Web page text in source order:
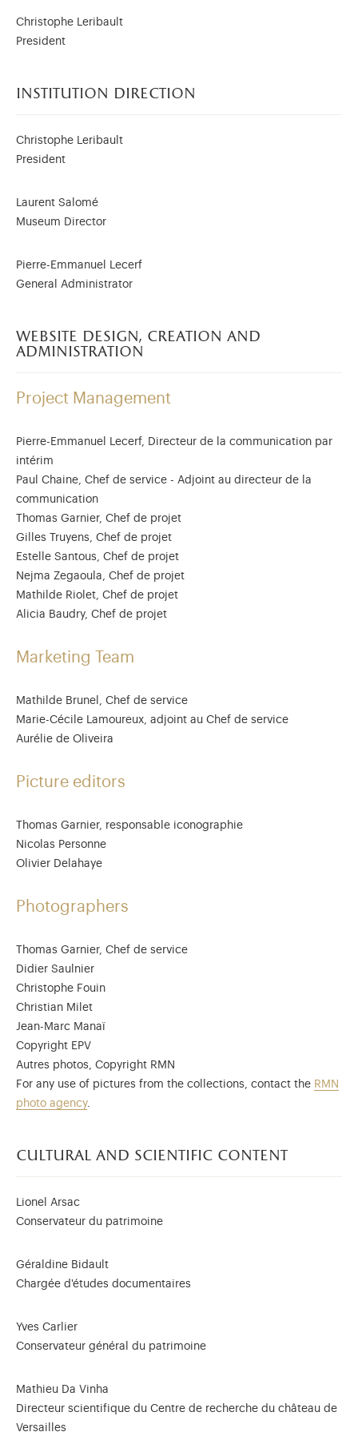
(opens in new tab)
Christophe Leribault
President
institution direction
Christophe Leribault
President
Laurent Salomé
Museum Director
Pierre-Emmanuel Lecerf
General Administrator
website design, creation and
administration
Project Management
Pierre-Emmanuel Lecerf, Directeur de la communication par
intérim
Paul Chaine, Chef de service - Adjoint au directeur de la
communication
Thomas Garnier, Chef de projet
Gilles Truyens, Chef de projet
Estelle Santous, Chef de projet
Nejma Zegaoula, Chef de projet
Mathilde Riolet, Chef de projet
Alicia Baudry, Chef de projet
Marketing Team
Mathilde Brunel, Chef de service
Marie-Cécile Lamoureux, adjoint au Chef de service
Aurélie de Oliveira
Picture editors
Thomas Garnier, responsable iconographie
Nicolas Personne
Olivier Delahaye
Photographers
Thomas Garnier, Chef de service
Didier Saulnier
Christophe Fouin
Christian Milet
Jean-Marc Manaï
Copyright EPV
Autres photos, Copyright RMN
For any use of pictures from the collections, contact the RMN
photo agency.
cultural and scientific content
Lionel Arsac
Conservateur du patrimoine
Géraldine Bidault
Chargée d'études documentaires
Yves Carlier
Conservateur général du patrimoine
Mathieu Da Vinha
Directeur scientifique du Centre de recherche du château de
Versailles